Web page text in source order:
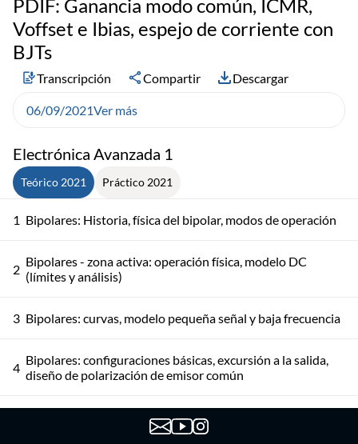
Electrónica Avanzada 1
Teórico 2021 Práctico 2021
1 Bipolares: Historia, física del bipolar, modos de operación
2 Bipolares - zona activa: operación física, modelo DC
(límites y análisis)
3 Bipolares: curvas, modelo pequeña señal y baja frecuencia
4 Bipolares: configuraciones básicas, excursión a la salida,
diseño de polarización de emisor común
Bipolares: diseño de polarización de emisor común,
modelo en saturación, resumen zonas de operación, MOS
PDIF: Ganancia modo común, ICMR,
Voffset e Ibias, espejo de corriente con
BJTs
Transcripción Compartir Descargar
06/09/2021Ver más